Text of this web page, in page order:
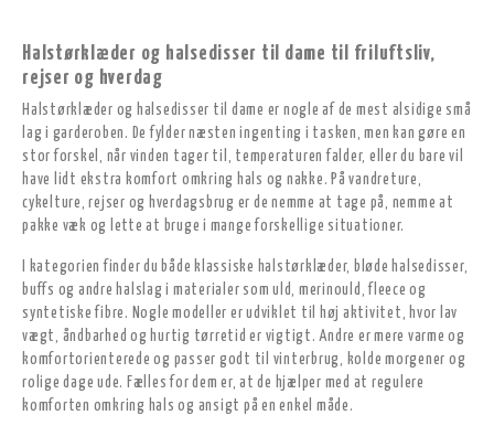
Halstørklæder og halsedisser til dame til friluftsliv,
rejser og hverdag
Halstørklæder og halsedisser til dame er nogle af de mest alsidige små
lag i garderoben. De fylder næsten ingenting i tasken, men kan gøre en
stor forskel, når vinden tager til, temperaturen falder, eller du bare vil
have lidt ekstra komfort omkring hals og nakke. På vandreture,
cykelture, rejser og hverdagsbrug er de nemme at tage på, nemme at
pakke væk og lette at bruge i mange forskellige situationer.
I kategorien finder du både klassiske halstørklæder, bløde halsedisser,
buffs og andre halslag i materialer som uld, merinould, fleece og
syntetiske fibre. Nogle modeller er udviklet til høj aktivitet, hvor lav
vægt, åndbarhed og hurtig tørretid er vigtigt. Andre er mere varme og
komfortorienterede og passer godt til vinterbrug, kolde morgener og
rolige dage ude. Fælles for dem er, at de hjælper med at regulere
komforten omkring hals og ansigt på en enkel måde.